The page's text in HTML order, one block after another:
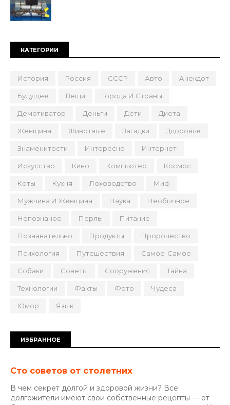
КАТЕГОРИИ
История Россия СССР Авто Анекдот
Будущее Вещи Города И Страны
Демотиватор Деньги Дети Диета
Женщина Животные Загадки Здоровье
Знаменитости Интересно Интернет
Искусство Кино Компьютер Космос
Коты Кухня Лоховодство Миф
Мужчина И Женщина Наука Необычное
Непознаное Перлы Питание
Познавательно Продукты Пророчество
Психология Путешествия Самое-Самое
Собаки Советы Сооружения Тайна
Технологии Факты Фото Чудеса
Юмор Язык
ИЗБРАННОЕ
Сто советов от столетних
В чем секрет долгой и здоровой жизни? Все
долгожители имеют свои собственные рецепты — от